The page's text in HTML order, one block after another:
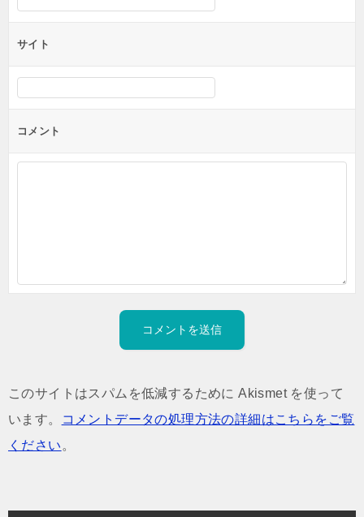
サイト
コメント
このサイトはスパムを低減するために Akismet を使って
います。
コメントデータの処理方法の詳細はこちらをご覧
ください。